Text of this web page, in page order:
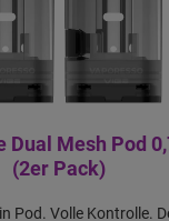
Dual Mesh Pod
(2er Pack)
Pod. Volle Kontrolle.